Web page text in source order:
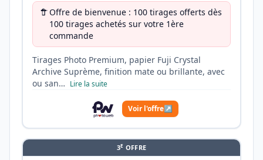
Offre de bienvenue : 100 tirages offerts dès
100 tirages achetés sur votre 1ère
commande
Tirages Photo Premium, papier Fuji Crystal
Archive Suprème, finition mate ou brillante, avec
ou san… Lire la suite
Voir l'offre↗
3E OFFRE